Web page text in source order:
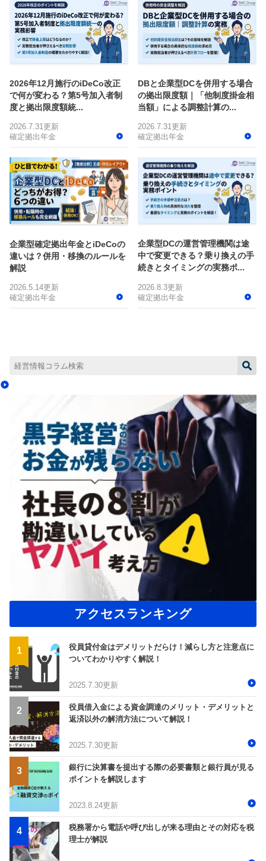
2026年12月施行のiDeCo改正
で何が変わる？第5号加入者制
度と拠出限度額統...
2026.7.31更新
確定拠出年金
DBと企業型DCを併用する場合
の拠出限度額｜「他制度掛金相
当額」による調整計算の...
2026.7.31更新
確定拠出年金
企業型確定拠出年金とiDeCoの
違いは？併用・移換のルールを
解説
2026.5.14更新
確定拠出年金
企業型DCの運営管理機関は途
中で変更できる？乗り換えの手
続きとタイミングの実務ポ...
2026.8.3更新
確定拠出年金
アクセスランキング
役員貸付金はデメリットだらけ！減らし方と注意点に
ついてわかりやすく解説！
2025.7.30更新
役員借入金による資金調達のメリット・デメリットと
返済以外の解消方法について解説！
2025.7.30更新
銀行に決算書を提出する際の必要書類と銀行員が見る
ポイントを解説します
2023.8.24更新
税務署から電話や呼び出しが来る理由とその対応を税
理士が解説